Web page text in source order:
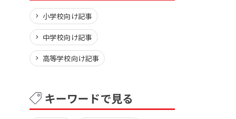
小学校向け記事
中学校向け記事
高等学校向け記事
キーワードで見る